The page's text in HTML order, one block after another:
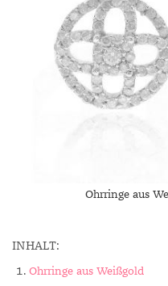
Ohrringe aus
INHALT:
Ohrringe aus Weißgold